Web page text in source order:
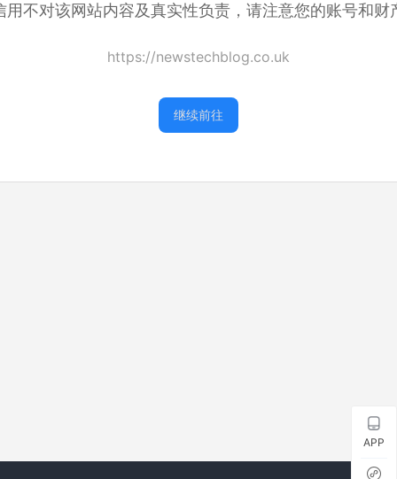
用不对该网站内容及真实性负责，请注意您的账号和财
https://newstechblog.co.uk
继续前往
APP